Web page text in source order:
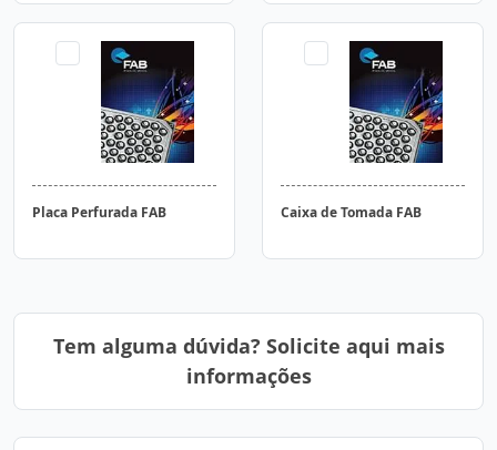
Placa Perfurada FAB Caixa de Tomada FAB
Tem alguma dúvida? Solicite aqui mais
informações